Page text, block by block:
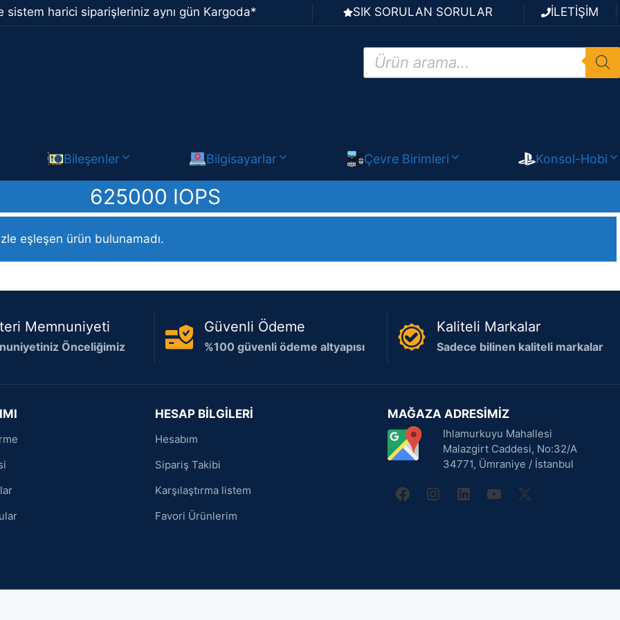
harici siparişleriniz aynı gün Kargoda* SIK SORULAN SORULAR İLETİŞİM
Products
search
Bileşenler Bilgisayarlar Çevre Birimleri Konsol-Hobi
625000 IOPS
eşleşen ürün bulunamadı.
Memnuniyeti
Önceliğimiz
Güvenli Ödeme
%100 güvenli ödeme altyapısı
Kaliteli Markalar
Sadece bilinen kaliteli markalar
HESAP BİLGİLERİ
Hesabım
Sipariş Takibi
Karşılaştırma listem
Favori Ürünlerim
MAĞAZA ADRESİMİZ
Ihlamurkuyu Mahallesi
Malazgirt Caddesi, No:32/A
34771, Ümraniye / İstanbul
facebook
instagram
linkedinyoutube
X